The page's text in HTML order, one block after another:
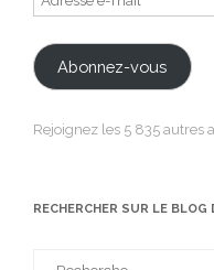
e-
mail
Abonnez-vous
Rejoignez les 5 835 autres
RECHERCHER SUR LE